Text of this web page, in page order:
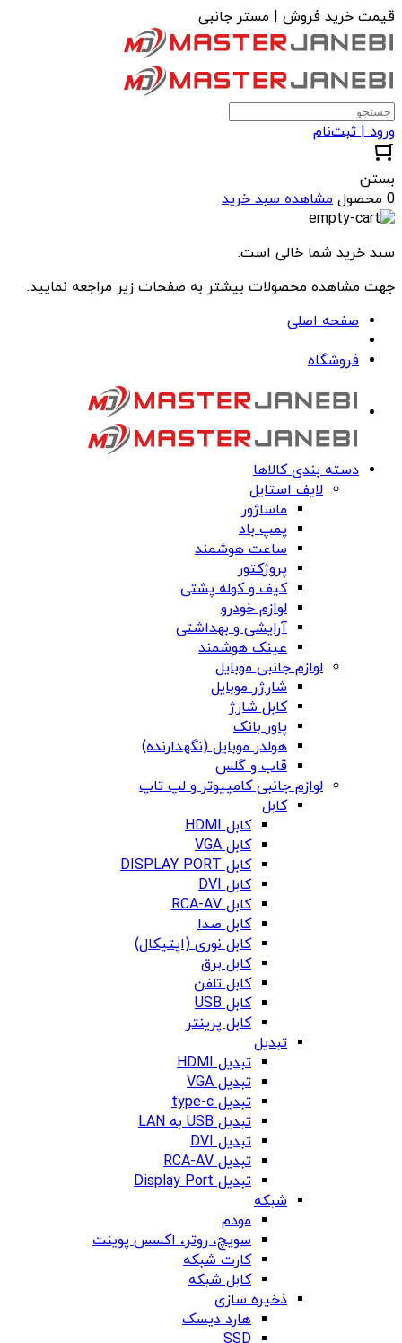
قیمت خرید فروش | مستر جانبی
ورود | ثبت‌نام
بستن
0 محصول
مشاهده سبد خرید
سبد خرید شما خالی است.
جهت مشاهده محصولات بیشتر به صفحات زیر مراجعه نمایید.
صفحه اصلی
فروشگاه
دسته بندی کالاها
لایف استایل
ماساژور
پمپ باد
ساعت هوشمند
پروژکتور
کیف و کوله پشتی
لوازم خودرو
آرایشی و بهداشتی
عینک هوشمند
لوازم جانبی موبایل
شارژر موبایل
کابل شارژ
پاور بانک
هولدر موبایل (نگهدارنده)
قاب و گلس
لوازم جانبی کامپیوتر و لپ تاپ
کابل
کابل HDMI
کابل VGA
کابل DISPLAY PORT
کابل DVI
کابل RCA-AV
کابل صدا
کابل نوری (اپتیکال)
کابل برق
کابل تلفن
کابل USB
کابل پرینتر
تبدیل
تبدیل HDMI
تبدیل VGA
تبدیل type-c
تبدیل USB به LAN
تبدیل DVI
تبدیل RCA-AV
تبدیل Display Port
شبکه
مودم
سویچ، روتر، اکسس پوینت
کارت شبکه
کابل شبکه
ذخیره سازی
هارد دیسک